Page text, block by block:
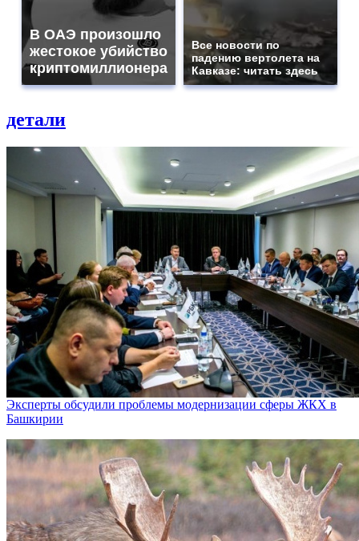
В ОАЭ произошло
жестокое убийство
криптомиллионера
Все новости по
падению вертолета на
Кавказе: читать здесь
детали
Эксперты обсудили проблемы модернизации сферы ЖКХ в
Башкирии